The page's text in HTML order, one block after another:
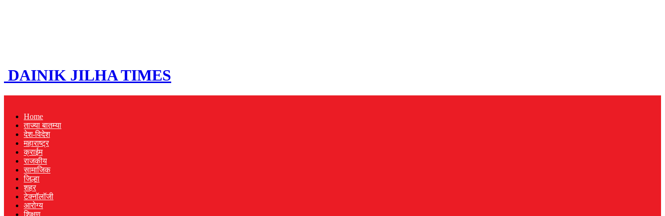
DAINIK JILHA TIMES
Home
ताज्या बातम्या
देश-विदेश
महाराष्ट्र
क्राईम
राजकीय
सामाजिक
जिल्हा
शहर
टेक्नॉलॉजी
आरोग्य
शिक्षण